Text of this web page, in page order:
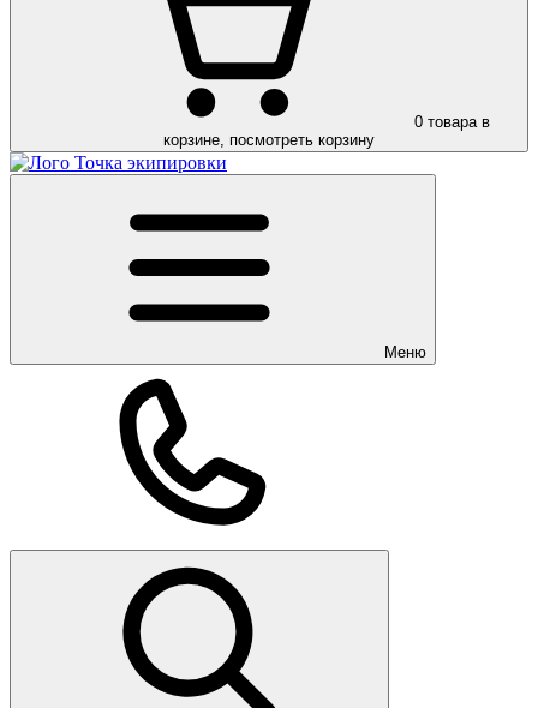
0 товара в
корзине, посмотреть корзину
Меню